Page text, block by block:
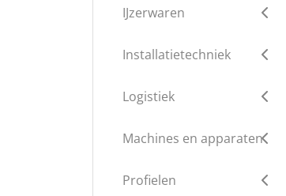
IJzerwaren
Installatietechniek
Logistiek
Machines en apparaten
Profielen